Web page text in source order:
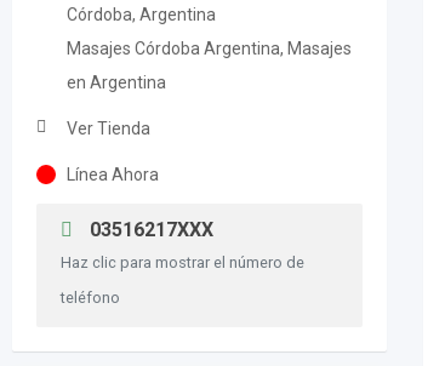
Córdoba, Argentina
Masajes Córdoba Argentina, Masajes
en Argentina
Ver Tienda
Línea Ahora
03516217XXX
Haz clic para mostrar el número de
teléfono